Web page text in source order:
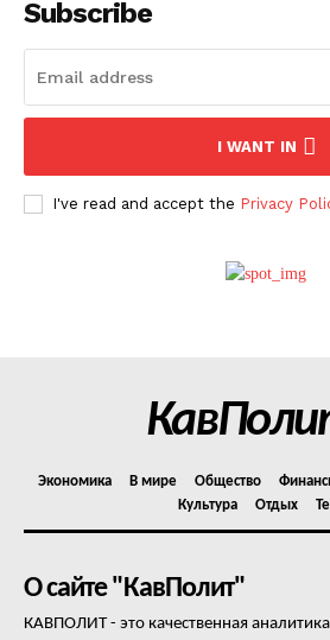
Подписка
Мой аккаунт
Контакты
Subscribe
I WANT IN
I've read and accept the Privacy
Экономика В мире Общество
Культура
Отдых
О сайте "КавПолит"
КАВПОЛИТ - это качественная